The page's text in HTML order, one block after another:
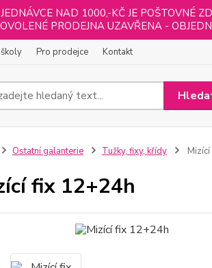
NAD 1000,-KČ JE
PRODEJNA UZAVŘENA -
Pro prodejce Kontakt
Ostatní galanterie Tužky, fixy, křídy
fix 12+24h